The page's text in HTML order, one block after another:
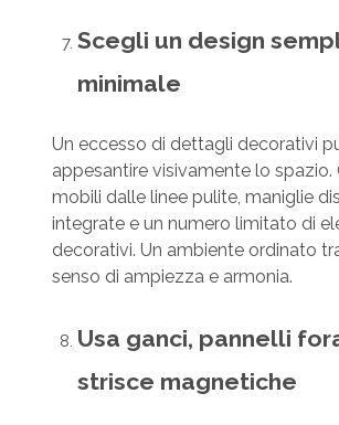
Scegli un design
minimale
Un eccesso di dettagli decorativi
appesantire visivamente lo spazio.
mobili dalle linee pulite, maniglie
integrate e un numero limitato di
decorativi. Un ambiente ordinato
senso di ampiezza e armonia.
Usa ganci, pannelli
strisce magnetiche